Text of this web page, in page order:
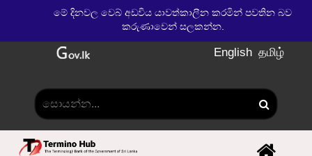
මේ දිනවල වෙබ් අඩවිය යාවත්කාලීන කරමින් පවතින බව
කරුණාවෙන් සලකන්න.
English தமிழ்